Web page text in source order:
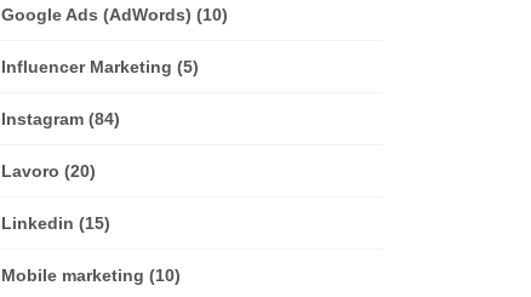
Google Ads (AdWords) (10)
Influencer Marketing (5)
Instagram (84)
Lavoro (20)
Linkedin (15)
Mobile marketing (10)